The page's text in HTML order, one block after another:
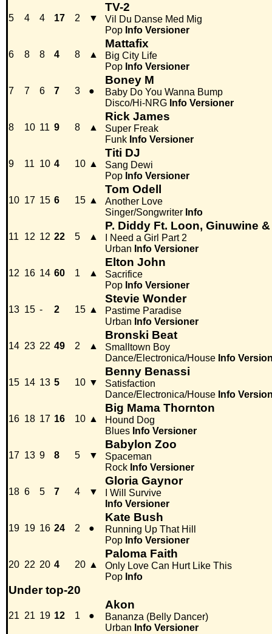
5 4 4 17 2 ▼
TV-2
Vil Du Danse Med Mig
Pop Info Versioner
6 8 8 4 8 ▲
Mattafix
Big City Life
Pop Info Versioner
7 7 6 7 3 ●
Boney M
Baby Do You Wanna Bump
Disco/Hi-NRG Info Versioner
8 10 11 9 8 ▲
Rick James
Super Freak
Funk Info Versioner
9 11 10 4 10 ▲
Titi DJ
Sang Dewi
Pop Info Versioner
10 17 15 6 15 ▲
Tom Odell
Another Love
Singer/Songwriter Info
11 12 12 22 5 ▲
P. Diddy Ft. Loon, Ginuwine
I Need a Girl Part 2
Urban Info Versioner
12 16 14 60 1 ▲
Elton John
Sacrifice
Pop Info Versioner
13 15 - 2 15 ▲
Stevie Wonder
Pastime Paradise
Urban Info Versioner
14 23 22 49 2 ▲
Bronski Beat
Smalltown Boy
Dance/Electronica/House Info
15 14 13 5 10 ▼
Benny Benassi
Satisfaction
Dance/Electronica/House Info
16 18 17 16 10 ▲
Big Mama Thornton
Hound Dog
Blues Info Versioner
17 13 9 8 5 ▼
Babylon Zoo
Spaceman
Rock Info Versioner
18 6 5 7 4 ▼
Gloria Gaynor
I Will Survive
Info Versioner
19 19 16 24 2 ●
Kate Bush
Running Up That Hill
Pop Info Versioner
20 22 20 4 20 ▲
Paloma Faith
Only Love Can Hurt Like This
Pop Info
Under top-20
21 21 19 12 1 ●
Akon
Bananza (Belly Dancer)
Urban Info Versioner